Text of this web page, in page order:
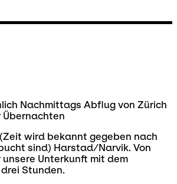
Nachmittags Abflug von Zürich
Übernachten
wird bekannt gegeben nach
sind) Harstad/Narvik. Von
Unterkunft mit dem
Stunden.